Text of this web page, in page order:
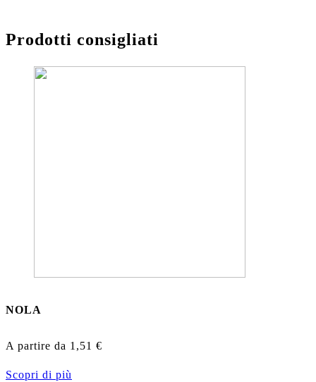
Prodotti consigliati
NOLA
A partire da 1,51 €
Scopri di più